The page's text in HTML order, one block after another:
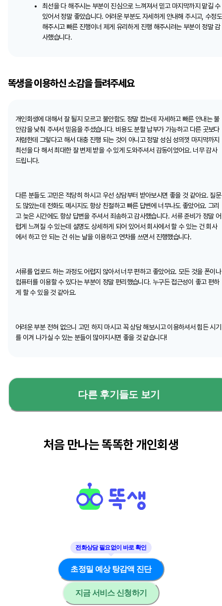
최선을 다 해주시는 부분이 진심으로 느껴져서 믿고 마지막까지 맡길 수
있어서 정말 좋았습니다. 어려운 부분도 자세하게 안내해 주시고, 수정도
해주시고 빠른 진행이너 제게 유리하게 진행 해주시려는 부분이 정말 감
사했습니다.
똑생을 이용하신 소감을 들려주세요
개인회생에 대해서 잘 될지 모르고 불안함도 정말 컸는데 자세하고 빠른 안내는 불
안감을 낮춰 주셔서 믿음을 주셨습니다. 비용도 분할 납부가 가능하고 다른 곳보다
저렴한데 그렇다고 해서 대충 진행 되는 것이 아니고 정말 성심 성의껏 마지막까지
최선을 다 해서 최대한 잘 변제 받을 수 있게 도와주셔서 감동이었어요. 너무 감사
드립니다.
다른 분들도 고민은 적당히 하시고 우선 상담부터 받아보시면 좋을 것 같아요. 질문
도 많았는데 전화도 메시지도 항상 친절하고 빠른 답변에 너무나도 좋았어요. 그리
고 늦은 시간에도 항상 답변을 주셔서 죄송하고 감사했습니다. 서류 준비가 정말 어
렵게 느껴질 수 있는데 설명도 상세하게 되어 있어서 회사에서 할 수 있는 건 회사
에서 하고 안 되는 건 쉬는 날을 이용하고 연차를 쓰면서 진행했습니다.
서류를 업로드 하는 과정도 어렵지 않아서 너무 편하고 좋았어요. 모든 것을 폰이나
컴퓨터를 이용할 수 있다는 부분이 정말 편리했습니다. 누구든 접근성이 좋고 편하
게 할 수 있을 것 같아요.
어려운 부분 전혀 없으니 고민 하지 마시고 꼭 상담 해보시고 이용하셔서 힘든 시기
를 이겨 나가실 수 있는 분들이 많아지시면 좋을 것 같습니다!
다른 후기들도 보기
처음 만나는 똑똑한 개인회생
초정밀 예상 탕감액 진단
지금 서비스 신청하기